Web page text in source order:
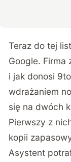
Teraz do tej
Google. Firma
i jak donosi
wdrażaniem
się na dwóch
Pierwszy z
kopii
Asystent